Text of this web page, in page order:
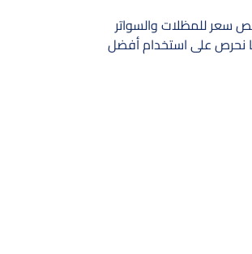
سعر للمظلات والسواتر
نحرص على استخدام أفضل